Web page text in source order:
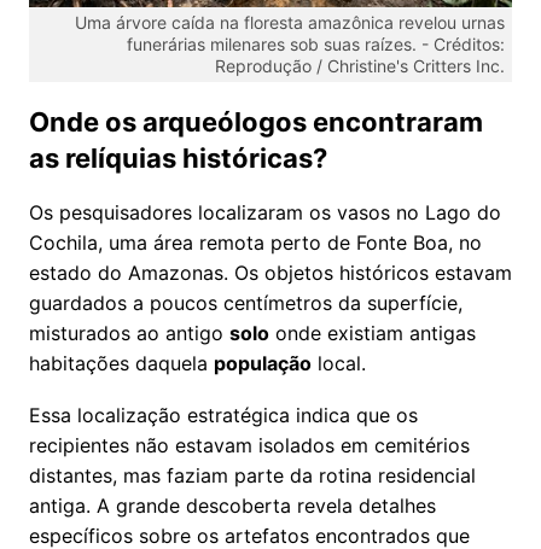
Uma árvore caída na floresta amazônica revelou urnas
funerárias milenares sob suas raízes. - Créditos:
Reprodução / Christine's Critters Inc.
Onde os arqueólogos encontraram
as relíquias históricas?
Os pesquisadores localizaram os vasos no Lago do
Cochila, uma área remota perto de Fonte Boa, no
estado do Amazonas. Os objetos históricos estavam
guardados a poucos centímetros da superfície,
misturados ao antigo solo onde existiam antigas
habitações daquela população local.
Essa localização estratégica indica que os
recipientes não estavam isolados em cemitérios
distantes, mas faziam parte da rotina residencial
antiga. A grande descoberta revela detalhes
específicos sobre os artefatos encontrados que